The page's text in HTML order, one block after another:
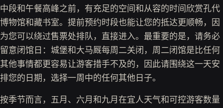
中段和午餐高峰之前，有充足的空间和从容的时间欣赏孔代
博物馆和藏书室。提前预约时段也能让您的抵达更顺畅，因
为您可以绕过售票处排队，直接进入。最重要的是，请务必
留意闭馆日：城堡和大马厩每周二关闭，周二闭馆是比任何
其他事情都更容易让游客措手不及的，因此请围绕这一天安
排您的日期，选择一周中的任何其他日子。
按季节而言，五月、六月和九月在宜人天气和可控游客数量